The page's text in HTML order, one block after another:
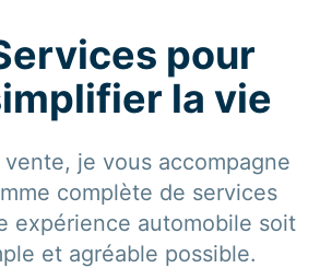
pour
la vie
je vous accompagne
complète de services
expérience automobile soit
et agréable possible.